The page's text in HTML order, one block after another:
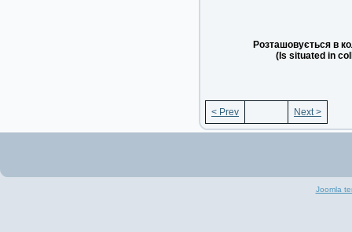
Розташовується в
(Is situated in
< Prev Next >
Joomla